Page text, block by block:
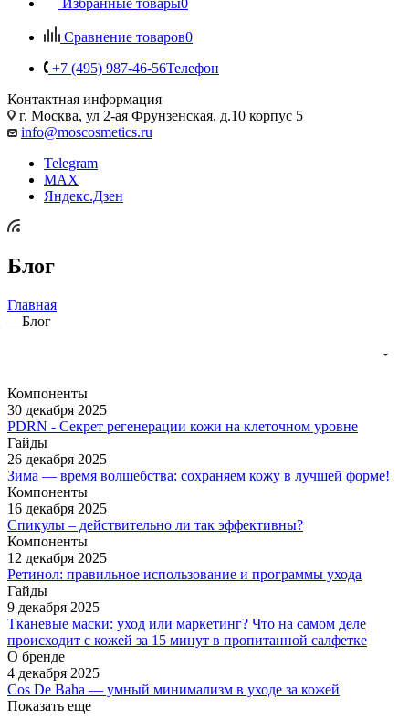
Избранные товары0
Сравнение товаров0
+7 (495) 987-46-56Телефон
Контактная информация
г. Москва, ул 2-ая Фрунзенская, д.10 корпус 5
info@moscosmetics.ru
Telegram
MAX
Яндекс.Дзен
Блог
Главная
—Блог
Компоненты
30 декабря 2025
PDRN - Секрет регенерации кожи на клеточном уровне
Гайды
26 декабря 2025
Зима — время волшебства: сохраняем кожу в лучшей форме!
Компоненты
16 декабря 2025
Спикулы – действительно ли так эффективны?
Компоненты
12 декабря 2025
Ретинол: правильное использование и программы ухода
Гайды
9 декабря 2025
Тканевые маски: уход или маркетинг? Что на самом деле
происходит с кожей за 15 минут в пропитанной салфетке
О бренде
4 декабря 2025
Cos De Baha — умный минимализм в уходе за кожей
Показать еще